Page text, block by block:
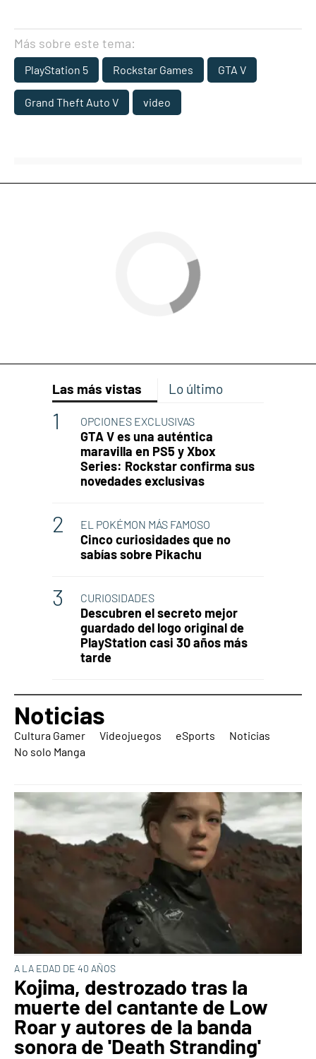
Más sobre este tema:
PlayStation 5 Rockstar Games GTA V
Grand Theft Auto V video
Las más vistas Lo último
OPCIONES EXCLUSIVAS
GTA V es una auténtica
maravilla en PS5 y Xbox
Series: Rockstar confirma sus
novedades exclusivas
EL POKÉMON MÁS FAMOSO
Cinco curiosidades que no
sabías sobre Pikachu
CURIOSIDADES
Descubren el secreto mejor
guardado del logo original de
PlayStation casi 30 años más
tarde
Noticias
Cultura Gamer Videojuegos eSports
Noticias
No solo Manga
A LA EDAD DE 40 AÑOS
Kojima, destrozado tras la
muerte del cantante de Low
Roar y autores de la banda
sonora de 'Death Stranding'